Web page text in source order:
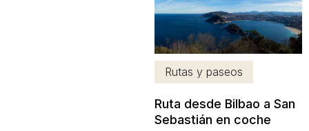
aspecto sobrio e industrial
ha dado paso a una ciudad
moderna y europea, cuna
del arte vanguardista y la
cocina de alto nivel. En sus
Rutas y paseos
Ruta desde Bilbao a San
Sebastián en coche